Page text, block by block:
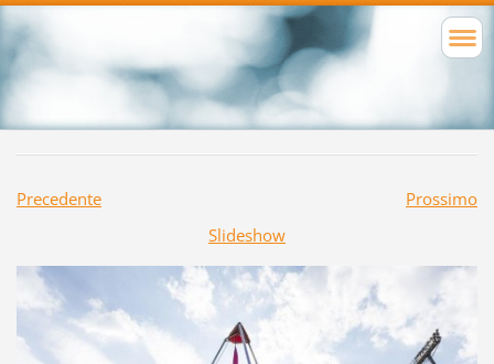
Precedente
Prossimo
Slideshow